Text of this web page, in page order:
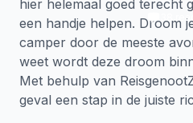
hier helemaal goed terecht
een handje helpen. Droom
camper door de meeste
weet wordt deze droom
Met behulp van
geval een stap in de juiste